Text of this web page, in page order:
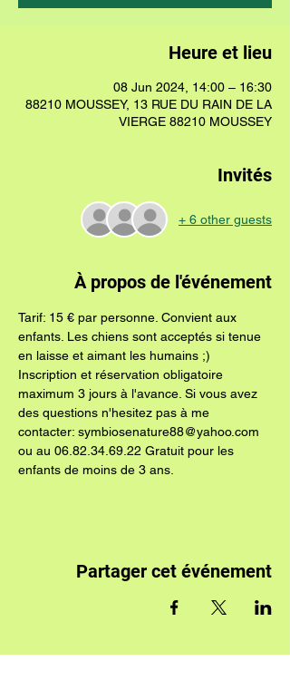
Heure et lieu
08 Jun 2024, 14:00 – 16:30
88210 MOUSSEY, 13 RUE DU RAIN DE LA
VIERGE 88210 MOUSSEY
Invités
+ 6 other guests
À propos de l'événement
Tarif: 15 € par personne. Convient aux
enfants. Les chiens sont acceptés si tenue
en laisse et aimant les humains ;)
Inscription et réservation obligatoire
maximum 3 jours à l'avance. Si vous avez
des questions n'hesitez pas à me
contacter: symbiosenature88@yahoo.com
ou au 06.82.34.69.22 Gratuit pour les
enfants de moins de 3 ans.
Partager cet événement